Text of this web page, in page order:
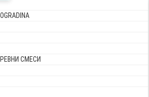
СМЕСИ